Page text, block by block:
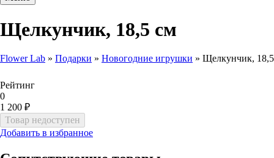
Щелкунчик, 18,5 см
Flower Lab » Подарки » Новогодние игрушки » Щелкунчик,
Рейтинг
0
1 200 ₽
Добавить в избранное